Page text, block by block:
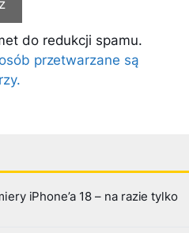
do redukcji spamu.
przetwarzane są
iPhone’a 18 – na razie tylko